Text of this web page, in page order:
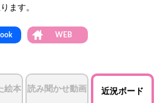
ます。
WEB
絵本 読み聞かせ動画 近況ボード